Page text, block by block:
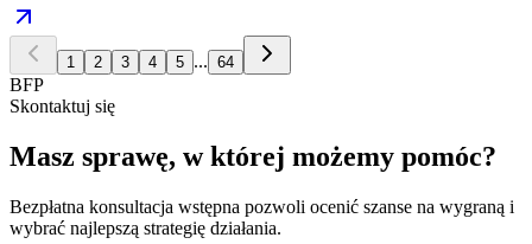
1 2 3 4 5 ... 64
BFP
Skontaktuj się
Masz sprawę, w której możemy pomóc?
Bezpłatna konsultacja wstępna pozwoli ocenić szanse na wygraną i
wybrać najlepszą strategię działania.